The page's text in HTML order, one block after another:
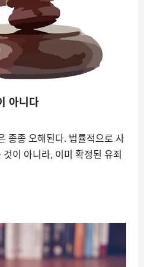
아니다
종종 오해된다. 법률적으로 사
이 아니라, 이미 확정된 유죄